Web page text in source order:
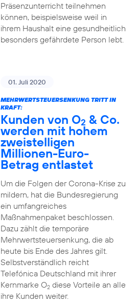
Präsenzunterricht teilnehmen
können, beispielsweise weil in
ihrem Haushalt eine gesundheitlich
besonders gefährdete Person lebt.
01. Juli 2020
MEHRWERTSTEUERSENKUNG TRITT IN
KRAFT:
Kunden von O2 & Co.
werden mit hohem
zweistelligen
Millionen-Euro-
Betrag entlastet
Um die Folgen der Corona-Krise zu
mildern, hat die Bundesregierung
ein umfangreiches
Maßnahmenpaket beschlossen.
Dazu zählt die temporäre
Mehrwertsteuersenkung, die ab
heute bis Ende des Jahres gilt.
Selbstverständlich reicht
Telefónica Deutschland mit ihrer
Kernmarke O2diese Vorteile an alle
ihre Kunden weiter.